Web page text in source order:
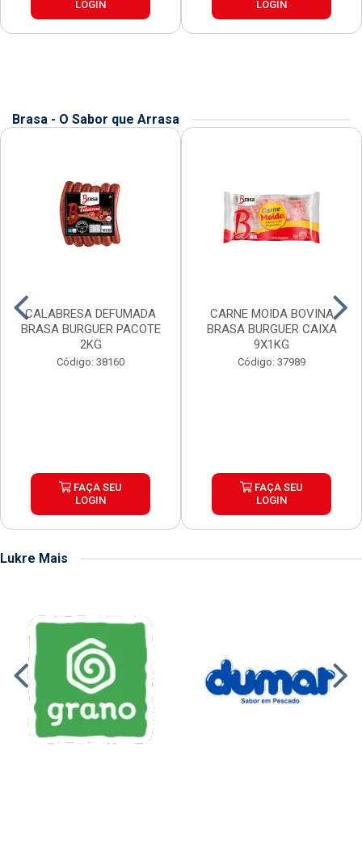
LOGIN LOGIN
Brasa - O Sabor que Arrasa
CALABRESA DEFUMADA
BRASA BURGUER PACOTE
2KG
Código: 38160
FAÇA SEU
LOGIN
CARNE MOIDA BOVINA
BRASA BURGUER CAIXA
9X1KG
Código: 37989
FAÇA SEU
LOGIN
Lukre Mais